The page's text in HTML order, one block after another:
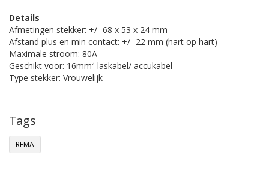
Details
Afmetingen stekker: +/- 68 x 53 x 24 mm
Afstand plus en min contact: +/- 22 mm (hart op hart)
Maximale stroom: 80A
Geschikt voor: 16mm² laskabel/ accukabel
Type stekker: Vrouwelijk
Tags
REMA